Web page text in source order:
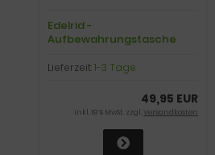
Edelrid -
Aufbewahrungstasche
night/mint
Lieferzeit:1-3 Tage
49,95 EUR
inkl. 19 % MwSt. zzgl.Versandkosten